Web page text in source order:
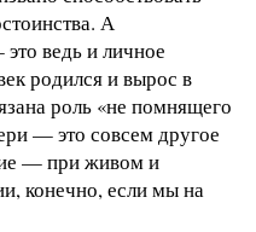
А
ведь и личное
родился и вырос в
роль «не помнящего
— это совсем другое
— при живом и
конечно, если мы на